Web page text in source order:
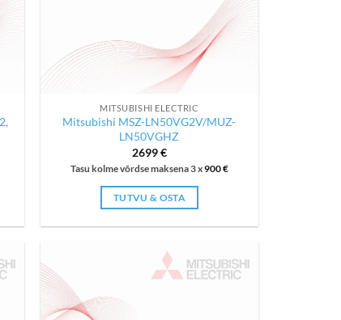
MITSUBISHI ELECTRIC
Mitsubishi MSZ-LN50VG2V/MUZ-
LN50VGHZ
2699€
Tasu kolme võrdse maksena 3 x900€
TUTVU & OSTA